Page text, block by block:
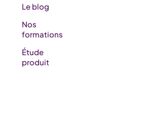
Le blog
Nos
formations
Étude
produit